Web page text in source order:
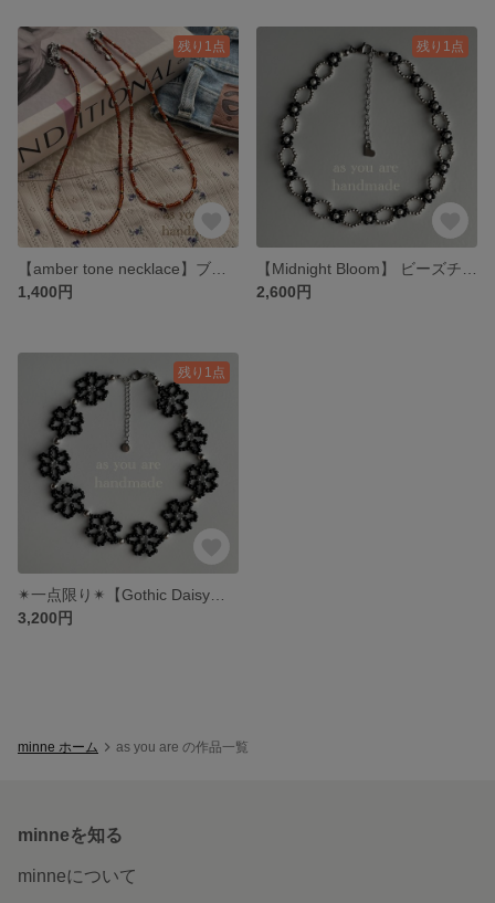
残り1点
1,400円
残り1点
2,600円
残り1点
3,200円
minne ホーム as you are の作品一覧
minneを知る
minneについて